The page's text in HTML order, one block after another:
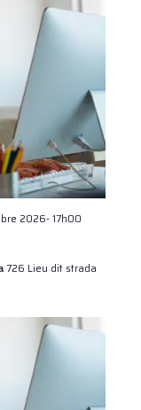
vues
Évènements
2026- 17h00
726 Lieu dit strada